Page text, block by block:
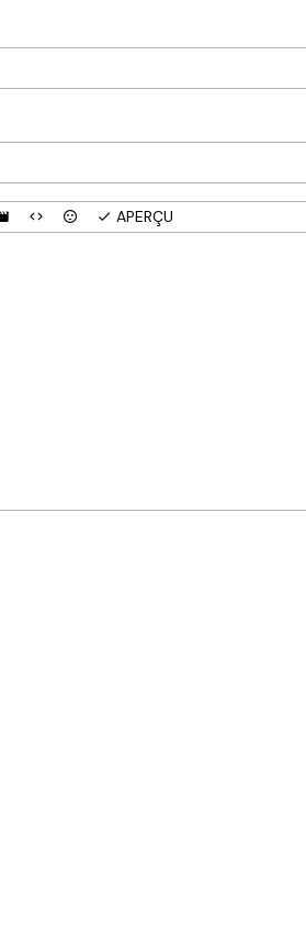
APERÇU